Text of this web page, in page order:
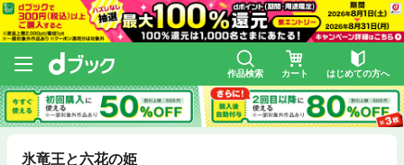
作品検索 カート はじめての方へ
氷竜王と六花の姫